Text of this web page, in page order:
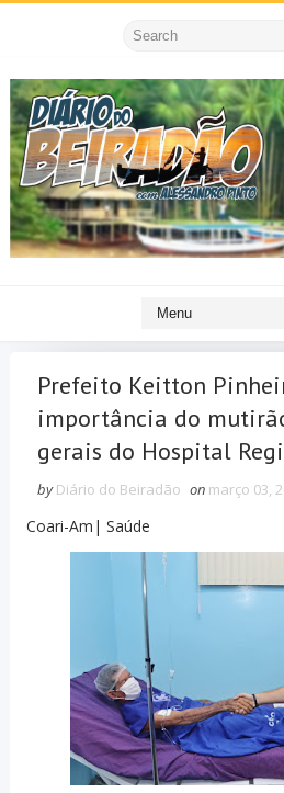
Prefeito Keitton
importância do
gerais do Hospital
by Diário do Beiradão on março 03,
Coari-Am| Saúde